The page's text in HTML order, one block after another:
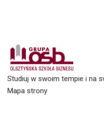
Studiuj w swoim tempie i na
Mapa strony